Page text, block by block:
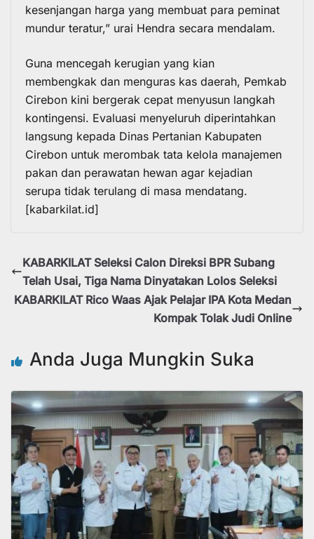
kesenjangan harga yang membuat para peminat
mundur teratur,” urai Hendra secara mendalam.
Guna mencegah kerugian yang kian
membengkak dan menguras kas daerah, Pemkab
Cirebon kini bergerak cepat menyusun langkah
kontingensi. Evaluasi menyeluruh diperintahkan
langsung kepada Dinas Pertanian Kabupaten
Cirebon untuk merombak tata kelola manajemen
pakan dan perawatan hewan agar kejadian
serupa tidak terulang di masa mendatang.
[kabarkilat.id]
KABARKILAT Seleksi Calon Direksi BPR Subang
Telah Usai, Tiga Nama Dinyatakan Lolos Seleksi
KABARKILAT Rico Waas Ajak Pelajar IPA Kota Medan
Kompak Tolak Judi Online
Anda Juga Mungkin Suka